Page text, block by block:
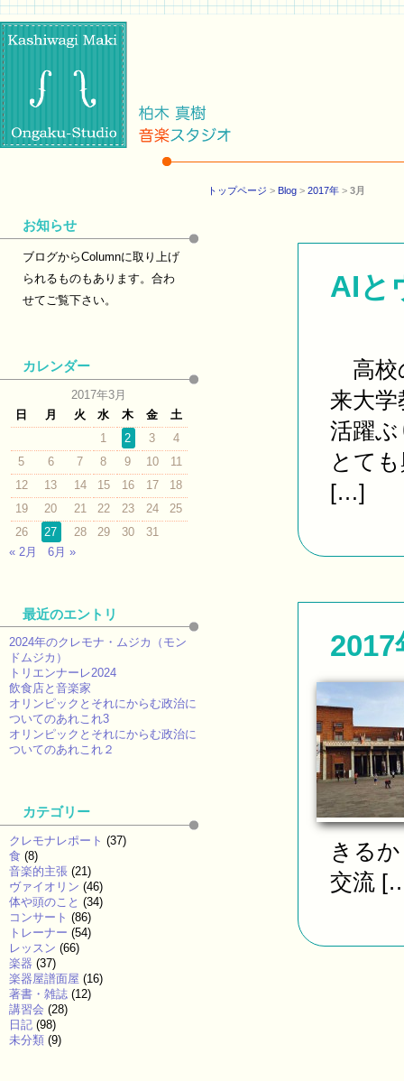
トップページ > Blog > 2017年 > 3月
AIと
高校
来大
活躍
とて
[…]
きる
交流
お知らせ
ブログからColumnに取り上げ
られるものもあります。合わ
せてご覧下さい。
カレンダー
2017年3月
日
月 火 水 木 金
土
1
2 3
4
5
6 7 8 9 10
11
12
13 14 15 16 17
18
19
20 21 22 23 24
25
26
27 28 29 30
31
« 2月
6月 »
最近のエントリ
2024年のクレモナ・ムジカ（モン
ドムジカ）
トリエンナーレ2024
飲食店と音楽家
オリンピックとそれにからむ政治に
ついてのあれこれ3
オリンピックとそれにからむ政治に
ついてのあれこれ２
カテゴリー
クレモナレポート (37)
食 (8)
音楽的主張 (21)
ヴァイオリン (46)
体や頭のこと (34)
コンサート (86)
トレーナー (54)
レッスン (66)
楽器 (37)
楽器屋譜面屋 (16)
著書・雑誌 (12)
講習会 (28)
日記 (98)
未分類 (9)